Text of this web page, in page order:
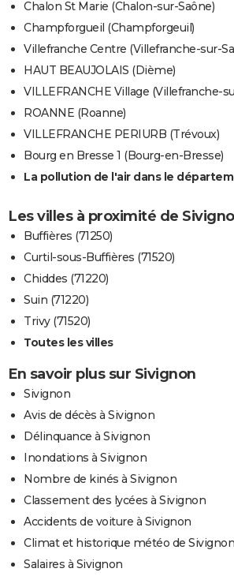
Chalon St Marie (Chalon-sur-Saône)
Champforgueil (Champforgeuil)
Villefranche Centre (Villefranche-sur-
HAUT BEAUJOLAIS (Dième)
VILLEFRANCHE Village (Villefranche-
ROANNE (Roanne)
VILLEFRANCHE PERIURB (Trévoux)
Bourg en Bresse 1 (Bourg-en-Bresse)
La pollution de l'air dans le
Les villes à proximité de
Buffières (71250)
Curtil-sous-Buffières (71520)
Chiddes (71220)
Suin (71220)
Trivy (71520)
Toutes les villes
En savoir plus sur Sivignon
Sivignon
Avis de décès à Sivignon
Délinquance à Sivignon
Inondations à Sivignon
Nombre de kinés à Sivignon
Classement des lycées à Sivignon
Accidents de voiture à Sivignon
Climat et historique météo de Sivignon
Salaires à Sivignon